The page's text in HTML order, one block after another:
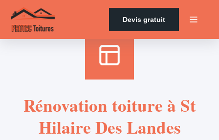
Devis gratuit
Rénovation toiture à St
Hilaire Des Landes